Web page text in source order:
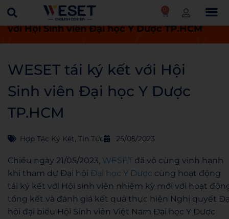
0
Trang chủ Tin tức
WESET tái ký kết
với Hội Sinh viên Đại học Y Dược TP.HCM
WESET tái ký kết với Hội
Sinh viên Đại học Y Dược
TP.HCM
Hợp Tác Ký Kết, Tin Tức 25/05/2023
Chiều ngày 21/05/2023, WESET đã vô cùng vinh hạnh
khi tham dự Đại hội Đại học Y Dược cùng hoạt động
tái ký kết với Hội sinh viên nhiệm kỳ mới với hoạt
tổng kết và đánh giá kết quả thực hiện Nghị quyết
hội đại biểu Hội Sinh viên Việt Nam Đại học Y Dược